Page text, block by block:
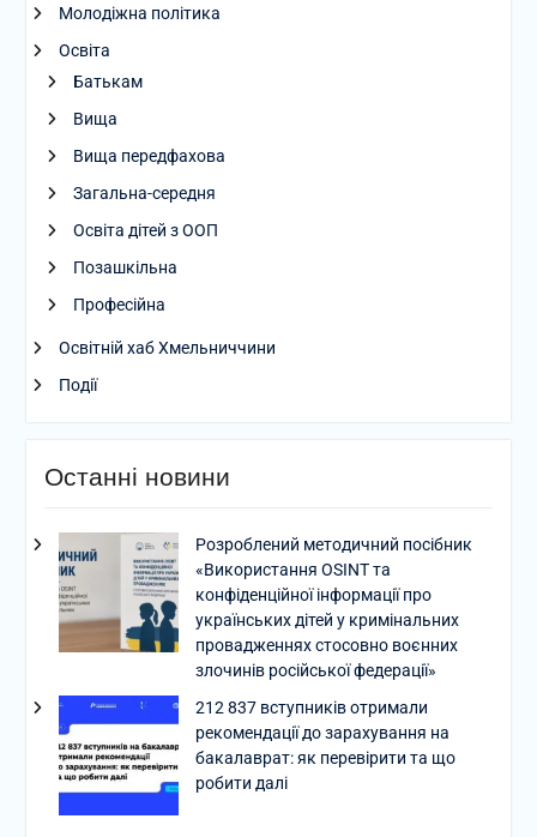
Молодіжна політика
Освіта
Батькам
Вища
Вища передфахова
Загальна-середня
Освіта дітей з ООП
Позашкільна
Професійна
Освітній хаб Хмельниччини
Події
Останні новини
Розроблений методичний посібник
«Використання OSINT та
конфіденційної інформації про
українських дітей у кримінальних
провадженнях стосовно воєнних
злочинів російської федерації»
212 837 вступників отримали
рекомендації до зарахування на
бакалаврат: як перевірити та що
робити далі